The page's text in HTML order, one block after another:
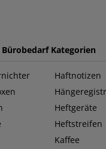
Kategorien
Haftnotizen
Heftgeräte
Heftstreifen
Kaffee